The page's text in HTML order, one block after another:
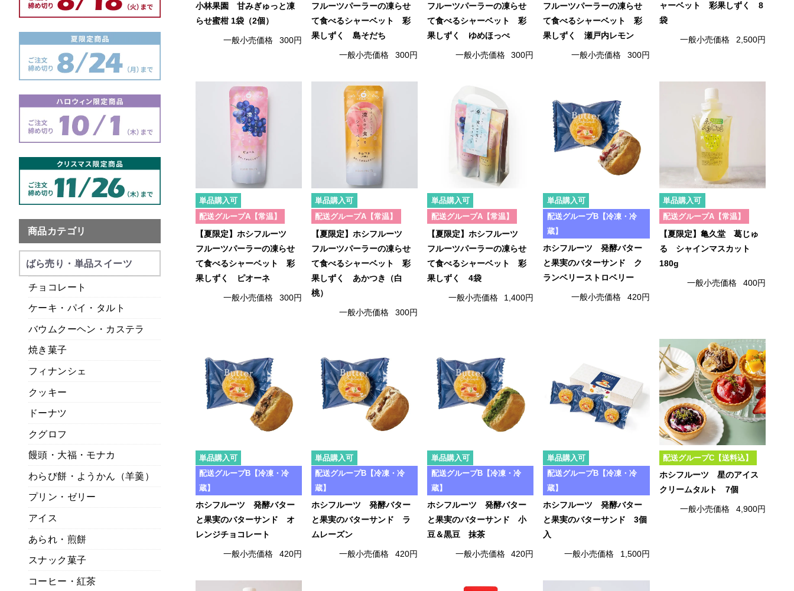
小林果園 甘みぎゅっと凍
らせ蜜柑 1袋（2個）
一般小売価格 300円
フルーツパーラーの凍らせ
て食べるシャーベット 彩
果しずく 島そだち
一般小売価格 300円
フルーツパーラーの凍らせ
て食べるシャーベット 彩
果しずく ゆめほっぺ
一般小売価格 300円
フルーツパーラーの凍らせ
て食べるシャーベット 彩
果しずく 瀬戸内レモン
一般小売価格 300円
ャーベット 彩果しずく 8
袋
一般小売価格 2,500円
単品購入可
配送グループA【常温】
【夏限定】ホシフルーツ
フルーツパーラーの凍らせ
て食べるシャーベット 彩
果しずく ピオーネ
一般小売価格 300円
単品購入可
配送グループA【常温】
【夏限定】ホシフルーツ
フルーツパーラーの凍らせ
て食べるシャーベット 彩
果しずく あかつき（白
桃）
一般小売価格 300円
単品購入可
配送グループA【常温】
【夏限定】ホシフルーツ
フルーツパーラーの凍らせ
て食べるシャーベット 彩
果しずく 4袋
一般小売価格 1,400円
単品購入可
配送グループB【冷凍・冷
蔵】
ホシフルーツ 発酵バター
と果実のバターサンド ク
ランベリーストロベリー
一般小売価格 420円
単品購入可
配送グループA【常温】
【夏限定】亀久堂 葛じゅ
る シャインマスカット
180g
一般小売価格 400円
単品購入可
配送グループB【冷凍・冷
蔵】
ホシフルーツ 発酵バター
と果実のバターサンド オ
レンジチョコレート
一般小売価格 420円
単品購入可
配送グループB【冷凍・冷
蔵】
ホシフルーツ 発酵バター
と果実のバターサンド ラ
ムレーズン
一般小売価格 420円
単品購入可
配送グループB【冷凍・冷
蔵】
ホシフルーツ 発酵バター
と果実のバターサンド 小
豆＆黒豆 抹茶
一般小売価格 420円
単品購入可
配送グループB【冷凍・冷
蔵】
ホシフルーツ 発酵バター
と果実のバターサンド 3個
入
一般小売価格 1,500円
配送グループC【送料込】
ホシフルーツ 星のアイス
クリームタルト 7個
一般小売価格 4,900円
商品カテゴリ
ばら売り・単品スイーツ
チョコレート
ケーキ・パイ・タルト
バウムクーヘン・カステラ
焼き菓子
フィナンシェ
クッキー
ドーナツ
クグロフ
饅頭・大福・モナカ
わらび餅・ようかん（羊羹）
プリン・ゼリー
アイス
あられ・煎餅
スナック菓子
コーヒー・紅茶